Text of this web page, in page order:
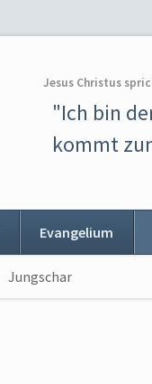
Jesus Christus
"Ich bin
kommt
Evangelium
Jungschar